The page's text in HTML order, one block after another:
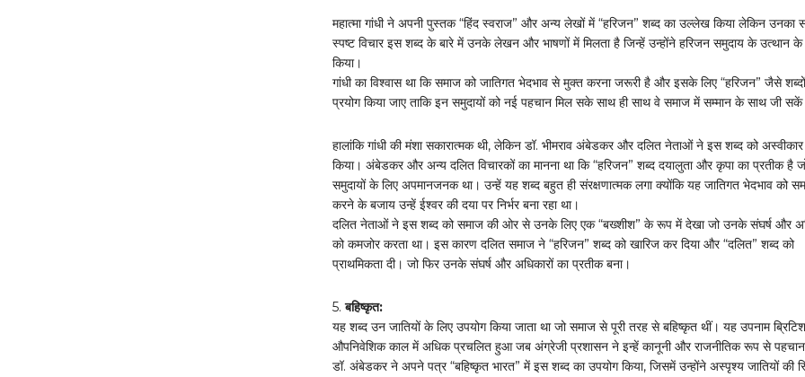
महात्मा गांधी ने अपनी पुस्तक “हिंद स्वराज” और अन्य लेखों में “हरिजन” शब्द का उल्लेख किया लेकिन उनका
स्पष्ट विचार इस शब्द के बारे में उनके लेखन और भाषणों में मिलता है जिन्हें उन्होंने हरिजन समुदाय के उत्थान के
किया।
गांधी का विश्वास था कि समाज को जातिगत भेदभाव से मुक्त करना जरूरी है और इसके लिए “हरिजन” जैसे
प्रयोग किया जाए ताकि इन समुदायों को नई पहचान मिल सके साथ ही साथ वे समाज में सम्मान के साथ जी
हालांकि गांधी की मंशा सकारात्मक थी, लेकिन डॉ. भीमराव अंबेडकर और दलित नेताओं ने इस शब्द को अस्वीकार
किया। अंबेडकर और अन्य दलित विचारकों का मानना था कि “हरिजन” शब्द दयालुता और कृपा का प्रतीक है
समुदायों के लिए अपमानजनक था। उन्हें यह शब्द बहुत ही संरक्षणात्मक लगा क्योंकि यह जातिगत भेदभाव को
करने के बजाय उन्हें ईश्वर की दया पर निर्भर बना रहा था।
दलित नेताओं ने इस शब्द को समाज की ओर से उनके लिए एक “बख्शीश” के रूप में देखा जो उनके संघर्ष और
को कमजोर करता था। इस कारण दलित समाज ने “हरिजन” शब्द को खारिज कर दिया और “दलित” शब्द को
प्राथमिकता दी। जो फिर उनके संघर्ष और अधिकारों का प्रतीक बना।
5. बहिष्कृत:
यह शब्द उन जातियों के लिए उपयोग किया जाता था जो समाज से पूरी तरह से बहिष्कृत थीं। यह उपनाम ब्रिटिश
औपनिवेशिक काल में अधिक प्रचलित हुआ जब अंग्रेजी प्रशासन ने इन्हें कानूनी और राजनीतिक रूप से
डॉ. अंबेडकर ने अपने पत्र “बहिष्कृत भारत” में इस शब्द का उपयोग किया, जिसमें उन्होंने अस्पृश्य जातियों की